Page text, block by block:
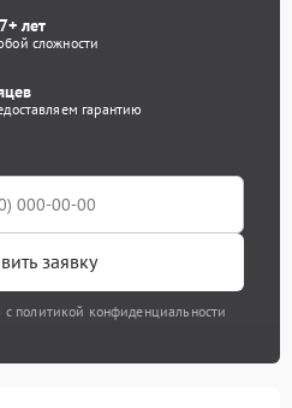
лет
сложности
гарантию
заявку
с политикой конфиденциальности